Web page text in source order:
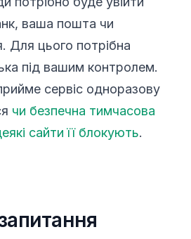
ваша пошта чи
Для цього потрібна
під вашим контролем.
сервіс одноразову
чи безпечна тимчасова
сайти її блокують.